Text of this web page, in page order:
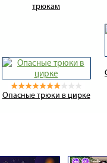
трюкам
Опасные трюки в цирке